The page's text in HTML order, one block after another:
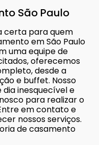
São Paulo
certa para quem
em São Paulo
uma equipe de
oferecemos
desde a
e buffet. Nosso
inesquecível e
para realizar o
em contato e
nossos serviços.
de casamento